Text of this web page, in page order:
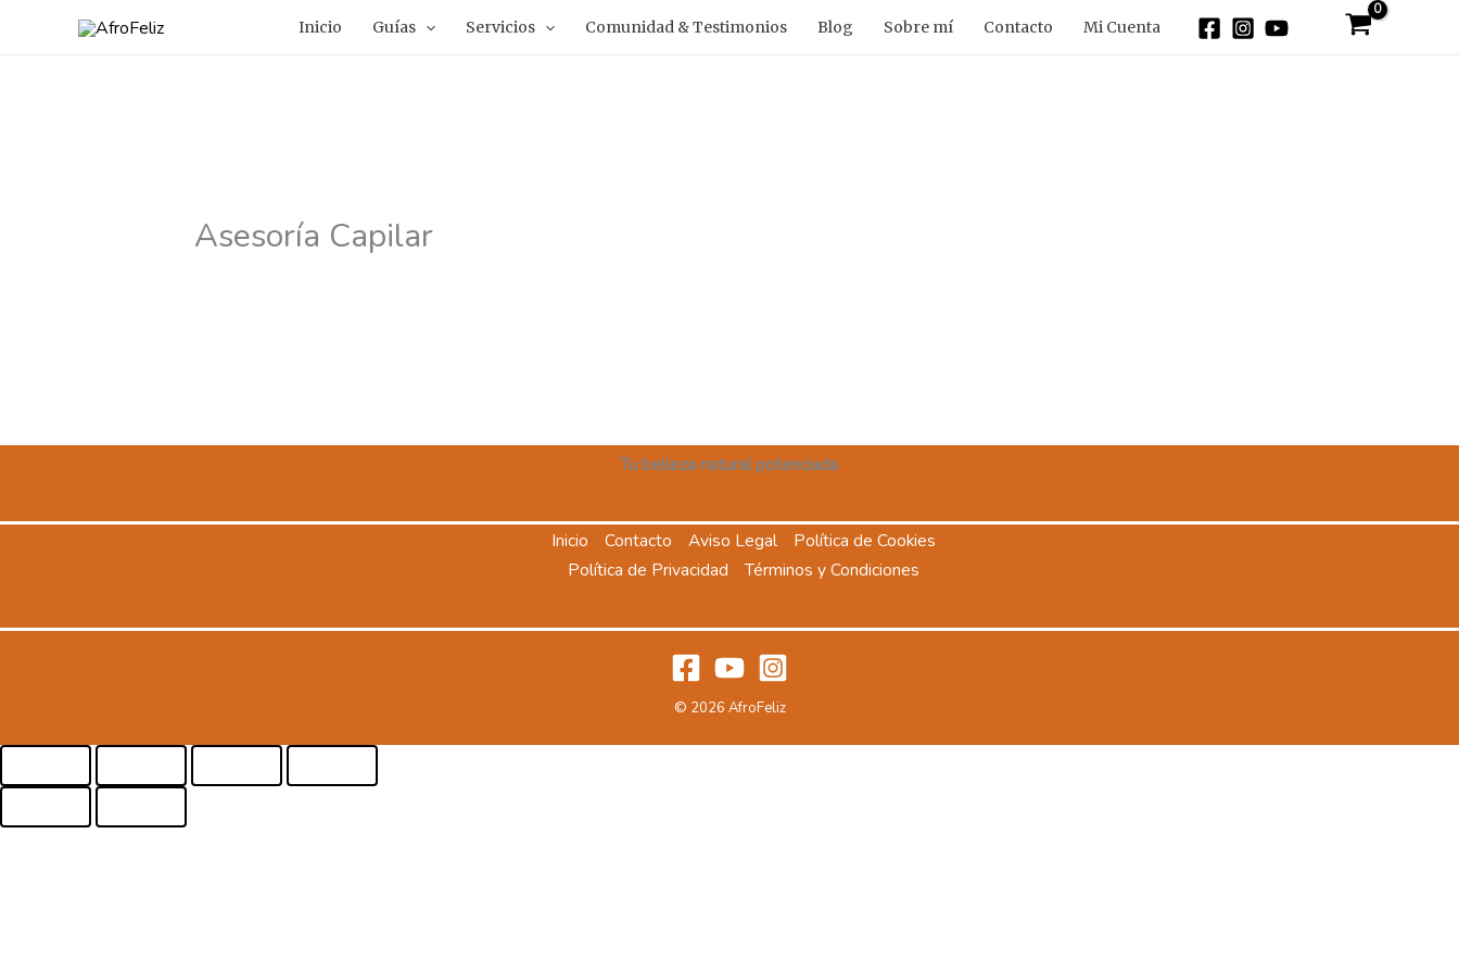
Inicio Guías Servicios Comunidad & Testimonios Blog Sobre mí Contacto Mi Cuenta
Asesoría Capilar
Tu belleza natural potenciada
Inicio Contacto Aviso Legal
Política de Cookies
Política de Privacidad
Términos y Condiciones
© 2026 AfroFeliz